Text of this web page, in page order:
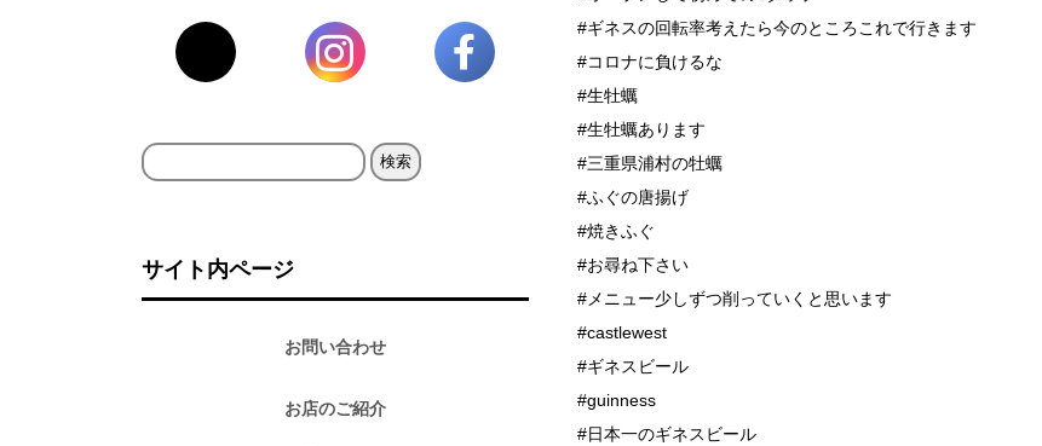
#ギネスの回転率考えたら今のところこれで行きます
#コロナに負けるな
#生牡蠣
#生牡蠣あります
#三重県浦村の牡蠣
#ふぐの唐揚げ
#焼きふぐ
#お尋ね下さい
#メニュー少しずつ削っていくと思います
#castlewest
#ギネスビール
#guinness
#日本一のギネスビール
検
サイト内ページ
お問い合わせ
お店のご紹介